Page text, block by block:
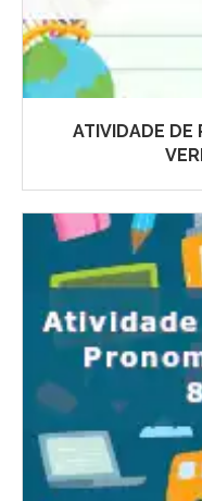
ATIVIDADE DE